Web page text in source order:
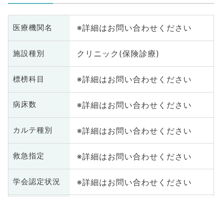
医療機関名 ※詳細はお問い合わせください
施設種別 クリニック(保険診療)
標榜科目 ※詳細はお問い合わせください
病床数 ※詳細はお問い合わせください
カルテ種別 ※詳細はお問い合わせください
救急指定 ※詳細はお問い合わせください
学会認定状況 ※詳細はお問い合わせください